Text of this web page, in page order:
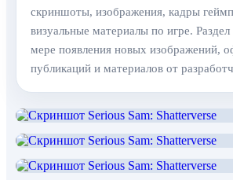
скриншоты, изображения, кадры
визуальные материалы по игре. Раздел
мере появления новых изображений,
публикаций и материалов от